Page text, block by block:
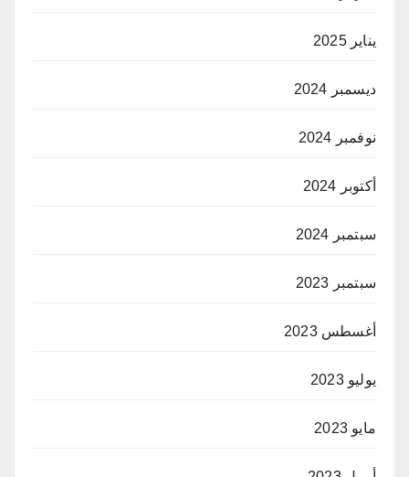
يناير 2025
ديسمبر 2024
نوفمبر 2024
أكتوبر 2024
سبتمبر 2024
سبتمبر 2023
أغسطس 2023
يوليو 2023
مايو 2023